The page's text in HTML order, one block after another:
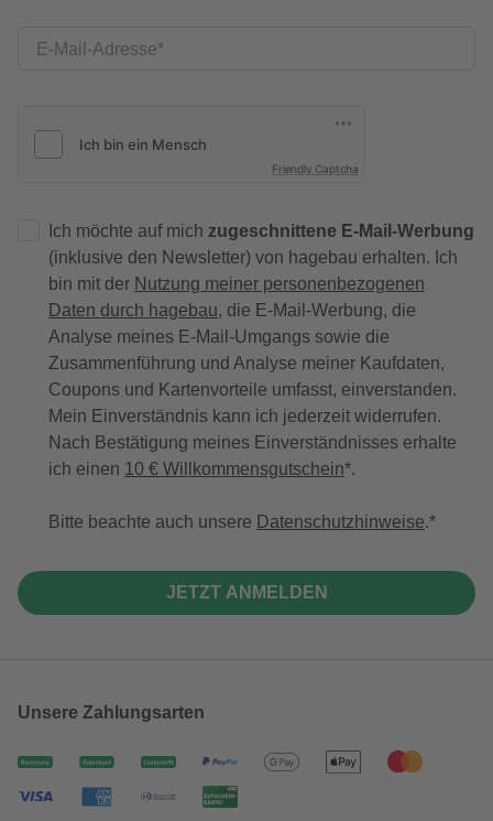
E-Mail-Adresse
Friendly Captcha
Ich möchte auf mich zugeschnittene E-Mail-Werbung
(inklusive den Newsletter) von hagebau erhalten. Ich
bin mit der Nutzung meiner personenbezogenen
Daten durch hagebau, die E-Mail-Werbung, die
Analyse meines E-Mail-Umgangs sowie die
Zusammenführung und Analyse meiner Kaufdaten,
Coupons und Kartenvorteile umfasst, einverstanden.
Mein Einverständnis kann ich jederzeit widerrufen.
Nach Bestätigung meines Einverständnisses erhalte
ich einen 10 € Willkommensgutschein*.
Bitte beachte auch unsere Datenschutzhinweise.
JETZT ANMELDEN
Unsere Zahlungsarten